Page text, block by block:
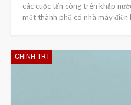
các cuộc tấn công trên khắp
một thành phố có nhà máy
CHÍNH TRỊ